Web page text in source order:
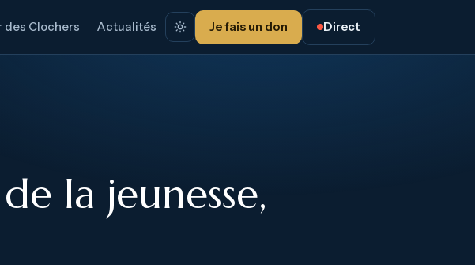
des Clochers Actualités Je fais un don Direct
la jeunesse,